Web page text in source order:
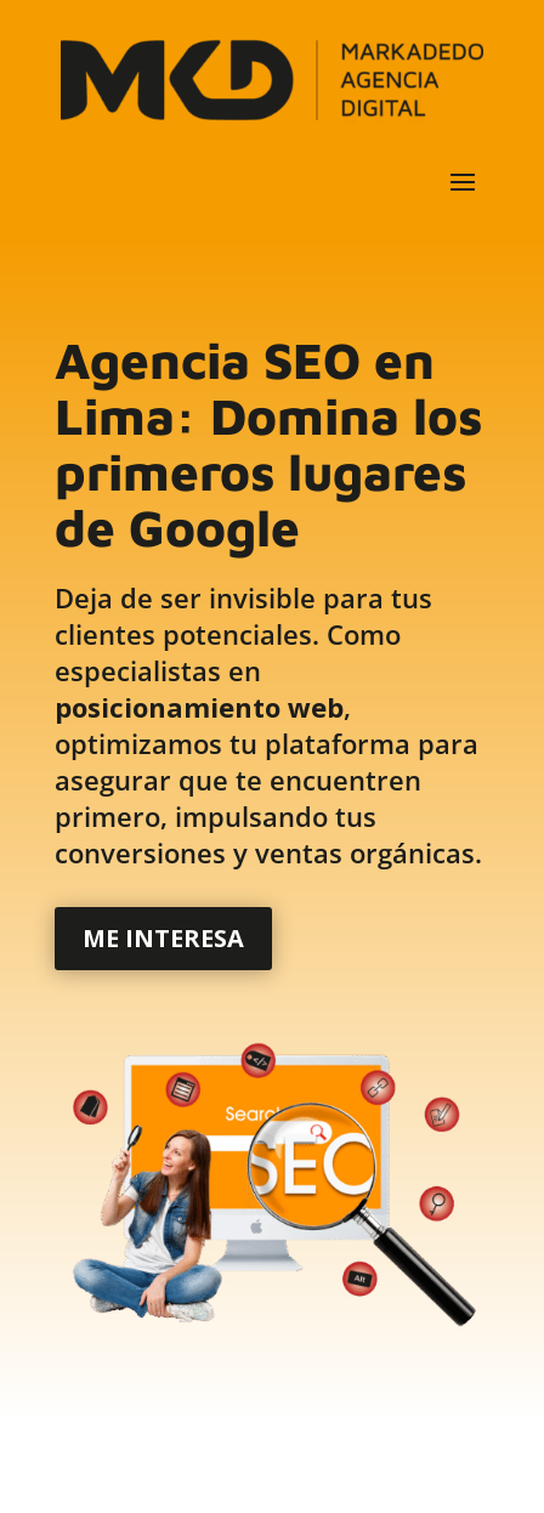
Agencia SEO en
Lima: Domina los
primeros lugares
de Google
Deja de ser invisible para tus
clientes potenciales. Como
especialistas en
posicionamiento web,
optimizamos tu plataforma para
asegurar que te encuentren
primero, impulsando tus
conversiones y ventas orgánicas.
ME INTERESA